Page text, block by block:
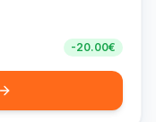
-20.00€